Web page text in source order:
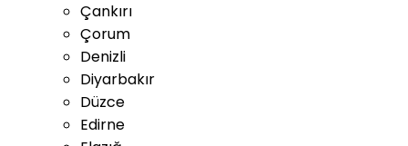
Çankırı
Çorum
Denizli
Diyarbakır
Düzce
Edirne